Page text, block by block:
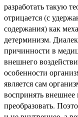
разработать такую
отрицается (с
содержания) как
детерминизм.
причинности в
внешнего
особенности
является сам
воспринять внешнее
преобразовать.